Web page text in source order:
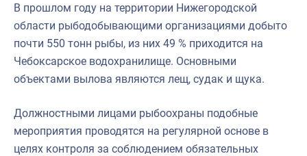
В прошлом году на территории Нижегородской
области рыбодобывающими организациями добыто
почти 550 тонн рыбы, из них 49 % приходится на
Чебоксарское водохранилище. Основными
объектами вылова являются лещ, судак и щука.
Должностными лицами рыбоохраны подобные
мероприятия проводятся на регулярной основе в
целях контроля за соблюдением обязательных